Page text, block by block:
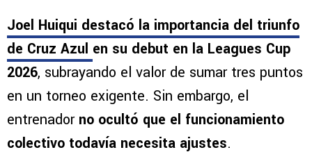
Joel Huiqui destacó la importancia del triunfo
de Cruz Azul en su debut en la Leagues Cup
2026, subrayando el valor de sumar tres puntos
en un torneo exigente. Sin embargo, el
entrenador no ocultó que el funcionamiento
colectivo todavía necesita ajustes.